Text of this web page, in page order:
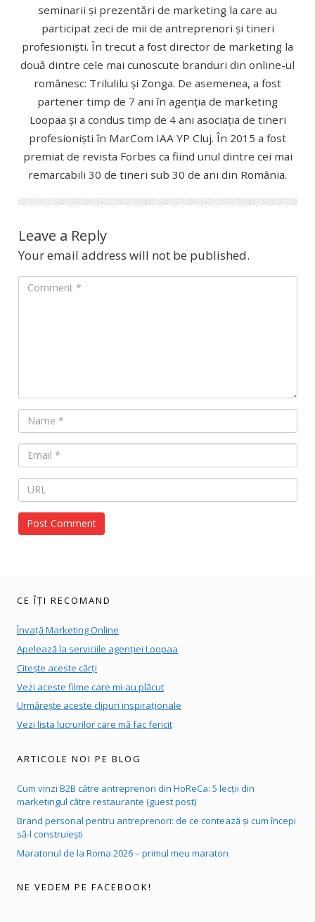
seminarii și prezentări de marketing la care au
participat zeci de mii de antreprenori și tineri
profesioniști. În trecut a fost director de marketing la
două dintre cele mai cunoscute branduri din online-ul
românesc: Trilulilu și Zonga. De asemenea, a fost
partener timp de 7 ani în agenția de marketing
Loopaa și a condus timp de 4 ani asociația de tineri
profesioniști în MarCom IAA YP Cluj. În 2015 a fost
premiat de revista Forbes ca fiind unul dintre cei mai
remarcabili 30 de tineri sub 30 de ani din România.
Leave a Reply
Your email address will not be published.
CE ÎȚI RECOMAND
Învață Marketing Online
Apelează la serviciile agenției Loopaa
Citește aceste cărți
Vezi aceste filme care mi-au plăcut
Urmărește aceste clipuri inspiraționale
Vezi lista lucrurilor care mă fac fericit
ARTICOLE NOI PE BLOG
Cum vinzi B2B către antreprenori din HoReCa: 5 lecții din
marketingul către restaurante (guest post)
Brand personal pentru antreprenori: de ce contează și cum începi
să-l construiești
Maratonul de la Roma 2026 – primul meu maraton
NE VEDEM PE FACEBOOK!